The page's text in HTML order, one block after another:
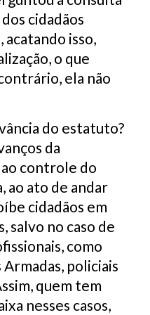
cidadãos
acatando isso,
o que
ela não
do estatuto?
da
controle do
ao ato de andar
cidadãos em
salvo no caso de
como
policiais
quem tem
nesses casos,